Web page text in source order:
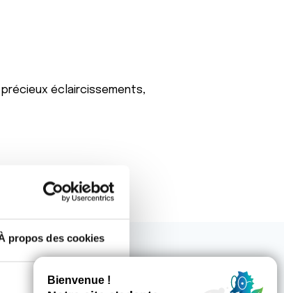
propos des cookies
précieux éclaircissements,